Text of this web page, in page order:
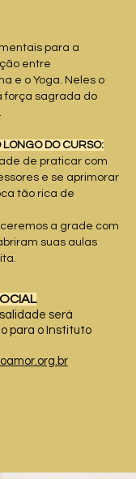
para a
entre
e o Yoga. Neles o
força sagrada do
DO CURSO:
de praticar com
e se aprimorar
tão rica de
a grade com
suas aulas
será
para o Instituto